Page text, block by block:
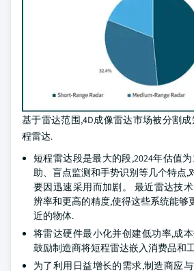
基于雷达范围,4D成像雷达市场被分割
程雷达.
短程雷达段是最大的段,2024年估值
助、盲点监测和手势识别等几个特点,
要因迅速采用而加剧。 最近雷达技
辨率和更高的精度,使得这些系统能够
近的物体.
将雷达硬件最小化并创建低功率,成
鼓励制造商将短程雷达嵌入消费品和
为了利用日益增长的需求,制造商应